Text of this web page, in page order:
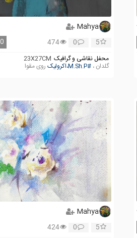
Mahya
5
0
474
محفل نقاشی و گرافیک 23X27CM
گلدان ، #M.Sh.P،اکرولیک روی مقوا
Mahya
5
0
424